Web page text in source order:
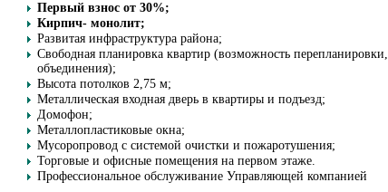
Первый взнос от 30%;
Кирпич- монолит;
Развитая инфраструктура района;
Свободная планировка квартир (возможность перепланировки,
объединения);
Высота потолков 2,75 м;
Металлическая входная дверь в квартиры и подъезд;
Домофон;
Металлопластиковые окна;
Мусоропровод с системой очистки и пожаротушения;
Торговые и офисные помещения на первом этаже.
Профессиональное обслуживание Управляющей компанией